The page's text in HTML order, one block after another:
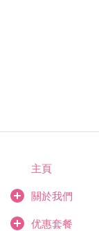
主頁
關於我們
优惠套餐